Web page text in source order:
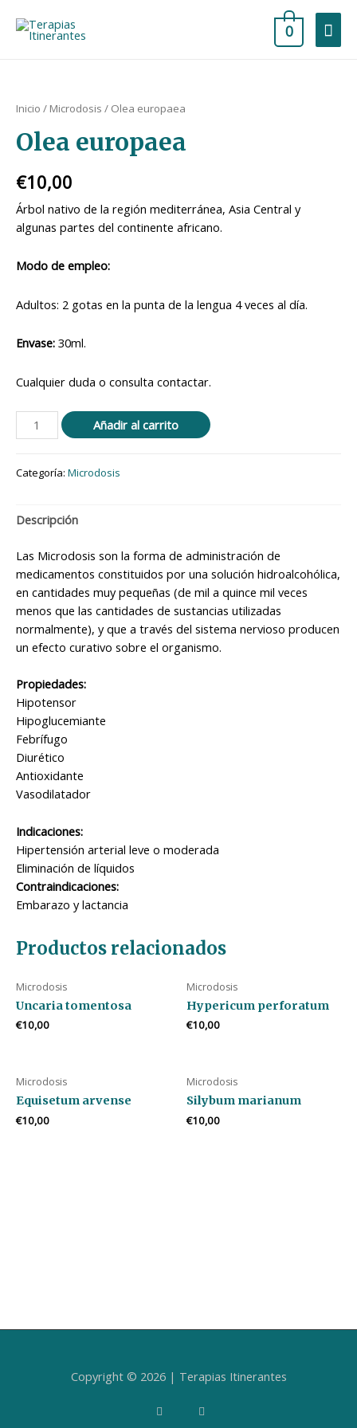
0
Inicio / Microdosis / Olea europaea
Olea europaea
€10,00
Árbol nativo de la región mediterránea, Asia Central y
algunas partes del continente africano.
Modo de empleo:
Adultos: 2 gotas en la punta de la lengua 4 veces al día.
Envase: 30ml.
Cualquier duda o consulta contactar.
Añadir al carrito
Categoría: Microdosis
Descripción
Las Microdosis son la forma de administración de
medicamentos constituidos por una solución hidroalcohólica,
en cantidades muy pequeñas (de mil a quince mil veces
menos que las cantidades de sustancias utilizadas
normalmente), y que a través del sistema nervioso producen
un efecto curativo sobre el organismo.
Propiedades:
Hipotensor
Hipoglucemiante
Febrífugo
Diurético
Antioxidante
Vasodilatador
Indicaciones:
Hipertensión arterial leve o moderada
Eliminación de líquidos
Contraindicaciones:
Embarazo y lactancia
Productos relacionados
Microdosis
Uncaria tomentosa
€10,00
Microdosis
Hypericum perforatum
€10,00
Microdosis
Equisetum arvense
€10,00
Microdosis
Silybum marianum
€10,00
Copyright © 2026 | Terapias Itinerantes